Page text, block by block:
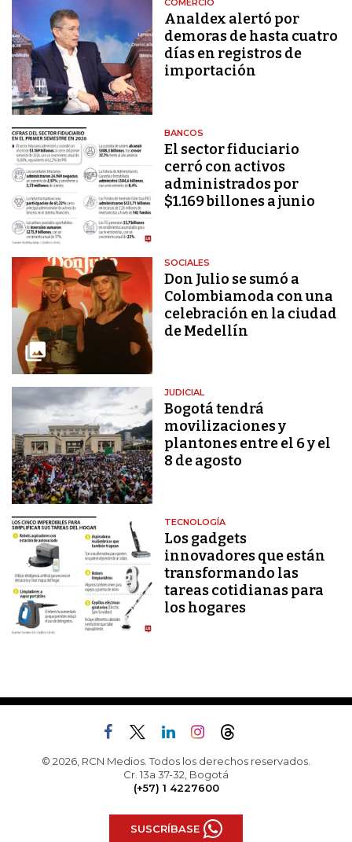
COMERCIO
Analdex alertó por
demoras de hasta cuatro
días en registros de
importación
BANCOS
El sector fiduciario
cerró con activos
administrados por
$1.169 billones a junio
SOCIALES
Don Julio se sumó a
Colombiamoda con una
celebración en la ciudad
de Medellín
JUDICIAL
Bogotá tendrá
movilizaciones y
plantones entre el 6 y el
8 de agosto
TECNOLOGÍA
Los gadgets
innovadores que están
transformando las
tareas cotidianas para
los hogares
© 2026, RCN Medios. Todos los derechos reservados.
Cr. 13a 37-32, Bogotá
(+57) 1 4227600
SUSCRÍBASE